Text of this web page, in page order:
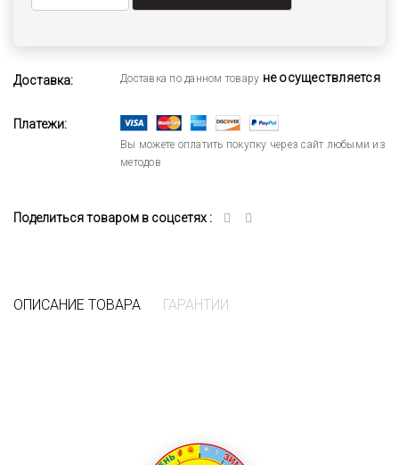
Доставка: Доставка по данном товару не осуществляется
Платежи:
Вы можете оплатить покупку через сайт любыми из
методов
Поделиться товаром в соцсетях :
ОПИСАНИЕ ТОВАРА ГАРАНТИИ